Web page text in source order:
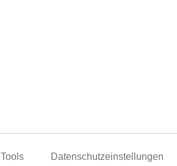
Tools Datenschutzeinstellungen